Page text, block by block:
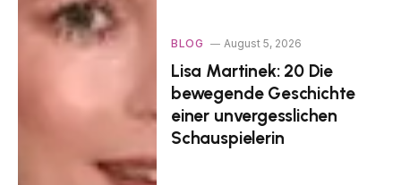
BLOG August 5, 2026
Lisa Martinek: 20 Die
bewegende Geschichte
einer unvergesslichen
Schauspielerin